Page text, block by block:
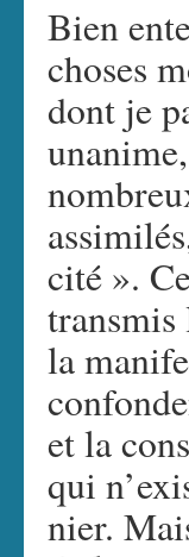
Bien
choses
dont je
cité ».
transmis
la
et la
qui
nier.